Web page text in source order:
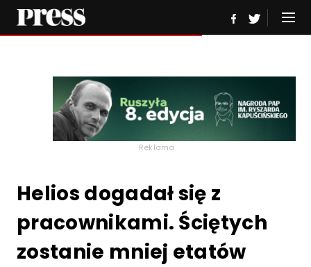
Reklama
Helios dogadał się z
pracownikami. Ściętych
zostanie mniej etatów